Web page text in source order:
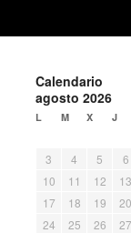
Calendario
agosto 2026
L M X J
3
4 5 6
10
11 12 13
17
18 19 20
24
25 26 27